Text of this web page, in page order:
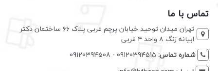
تماس با ما
تهران میدان توحید خیابان پرچم غربی پلاک ۶۶ ساختمان دکتر
ابیانه زنگ ۸ واحد ۴ غربی
شماره تماس: 09120394515 - 09120394508